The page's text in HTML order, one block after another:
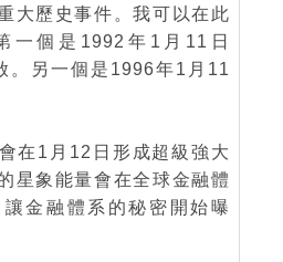
大歷史事件。我可以在此
一個是1992年1月11日
。另一個是1996年1月11
在1月12日形成超級強大
星象能量會在全球金融體
金融體系的秘密開始曝